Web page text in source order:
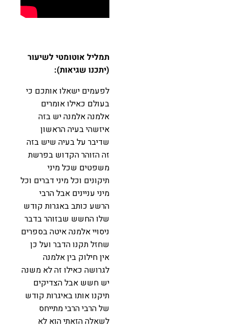
תמליל אוטומטי לשיעור
(יתכנו שגיאות):
לפעמים ישאלו אותכם כי
בעולם כאילו אומרים
אלמנה אלמנה יש בזה
איזשהי בעיה הראשון
שדיבר על בעיה שיש בזה
זה הזוהר הקדוש בפרשת
משפטים שכל מיני
תיקונים וכל מיני דברים וכל
מיני עניינים אבל הרבי
הרשע כותב באגרות קודש
שלו החשש שבזוהר בדבר
ניסויי אלמנה איטה בספרים
שחזל תקנו הדבר ועל כן
אין חילוק בין אלמנה
לגרושה כאילו זה לא משנה
יש חשש אבל הצדיקים
תיקנו אותו באיגרות קודש
של הרבי הרבי מתייחס
לשאלה הזאתי הוא לא